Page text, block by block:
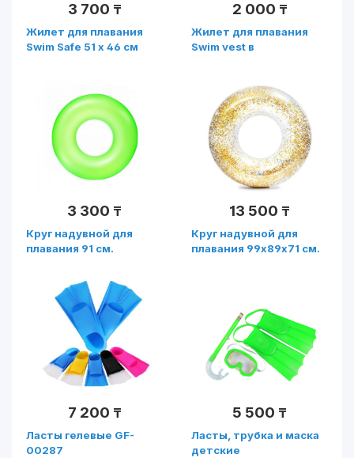
3 700 ₸
Жилет для плавания
Swim Safe 51 x 46 см
2 000 ₸
Жилет для плавания
Swim vest в
3 300 ₸
Круг надувной для
плавания 91 см.
Арт. 59262NP
13 500 ₸
Круг надувной для
плавания 99х89х71 см.
7 200 ₸
Ласты гелевые GF-
00287
5 500 ₸
Ласты, трубка и маска
детские